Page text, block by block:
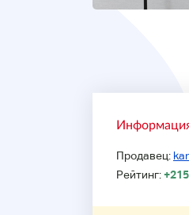
Продавец:
Рейтинг: